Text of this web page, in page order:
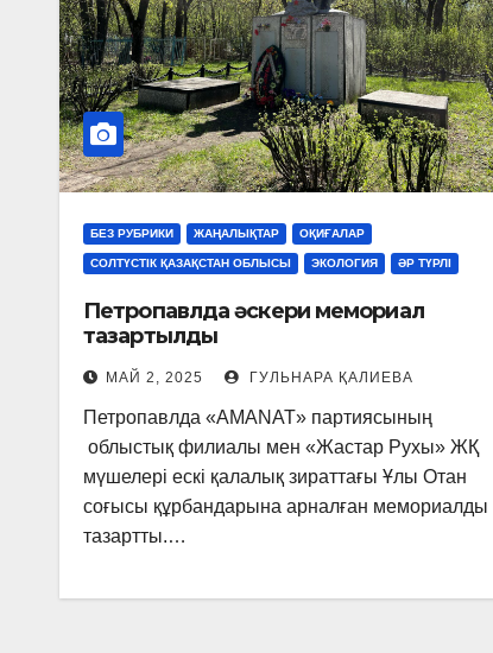
БЕЗ РУБРИКИ ЖАҢАЛЫҚТАР ОҚИҒАЛАР
СОЛТҮСТІК ҚАЗАҚСТАН ОБЛЫСЫ ЭКОЛОГИЯ ӘР ТҮРЛІ
Петропавлда әскери мемориал
тазартылды
МАЙ 2, 2025 ГУЛЬНАРА ҚАЛИЕВА
Петропавлда «AMANAT» партиясының
облыстық филиалы мен «Жастар Рухы» ЖҚ
мүшелері ескі қалалық зираттағы Ұлы Отан
соғысы құрбандарына арналған мемориалды
тазартты.…